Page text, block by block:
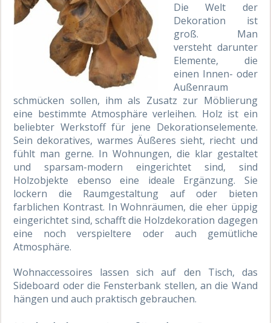
Die Welt der
Dekoration ist
groß. Man
versteht darunter
Elemente, die
einen Innen- oder
Außenraum
schmücken sollen, ihm als Zusatz zur Möblierung
eine bestimmte Atmosphäre verleihen. Holz ist ein
beliebter Werkstoff für jene Dekorationselemente.
Sein dekoratives, warmes Äußeres sieht, riecht und
fühlt man gerne. In Wohnungen, die klar gestaltet
und sparsam-modern eingerichtet sind, sind
Holzobjekte ebenso eine ideale Ergänzung. Sie
lockern die Raumgestaltung auf oder bieten
farblichen Kontrast. In Wohnräumen, die eher üppig
eingerichtet sind, schafft die Holzdekoration dagegen
eine noch verspieltere oder auch gemütliche
Atmosphäre.
Wohnaccessoires lassen sich auf den Tisch, das
Sideboard oder die Fensterbank stellen, an die Wand
hängen und auch praktisch gebrauchen.